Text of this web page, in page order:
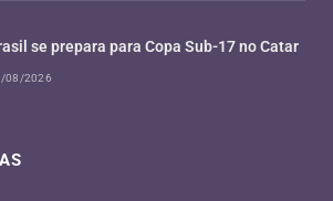
se prepara para Copa Sub-17 no Catar
08/2026